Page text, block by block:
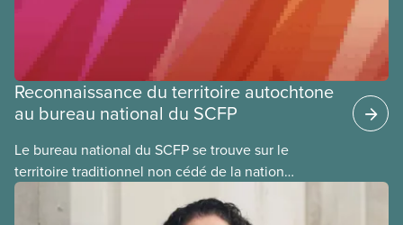
Reconnaissance du territoire autochtone
au bureau national du SCFP
Le bureau national du SCFP se trouve sur le
territoire traditionnel non cédé de la nation
algonquine Anishnabe. Le peuple algonquin habite
cette terre